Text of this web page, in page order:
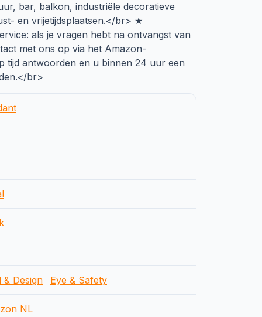
bar, balkon, industriële decoratieve
en vrijetijdsplaatsen.</br> ★
als je vragen hebt na ontvangst van
met ons op via het Amazon-
tijd antwoorden en u binnen 24 uur een
br>
& Design Eye & Safety
NL